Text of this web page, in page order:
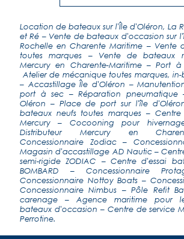
Location de bateaux sur l'Île d'Oléron, La
et Ré – Vente de bateaux d'occasion sur
Rochelle en Charente Maritime – Vente
toutes marques – Vente de bateaux
Mercury en Charente-Maritime–Port à
Atelier de mécanique toutes marques,
– Accastillage Île d'Oléron –
port à sec – Réparation pneumatique
Oléron – Place de port sur l'île
bateaux neufs toutes marques – Centre
Mercury – Cocooning pour
Distributeur Mercury en
Concessionnaire Zodiac–
Magasin d'accastillage AD Nautic–
semi-rigide ZODIAC –Centre d'essai
BOMBARD – Concessionnaire
Concessionnaire Nottoy Boats –
Concessionnaire Nimbus –Pôle Refit
carenage – Agence maritime pour
bateaux d'occasion – Centre de service
Perrotine.